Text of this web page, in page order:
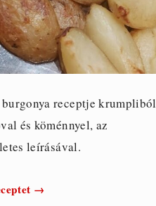
burgonya receptje krumpliból
és köménnyel, az
leírásával.
Steak
→